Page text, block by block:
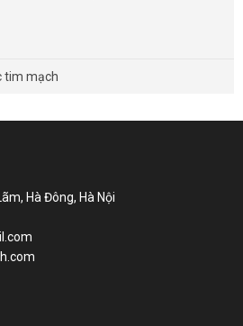
tim mạch
Hà Đông, Hà Nội